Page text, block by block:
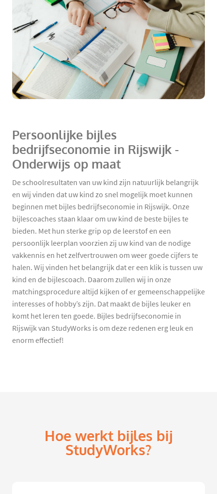
Persoonlijke bijles
bedrijfseconomie in Rijswijk -
Onderwijs op maat
De schoolresultaten van uw kind zijn natuurlijk belangrijk
en wij vinden dat uw kind zo snel mogelijk moet kunnen
beginnen met bijles bedrijfseconomie in Rijswijk. Onze
bijlescoaches staan klaar om uw kind de beste bijles te
bieden. Met hun sterke grip op de leerstof en een
persoonlijk leerplan voorzien zij uw kind van de nodige
vakkennis en het zelfvertrouwen om weer goede cijfers te
halen. Wij vinden het belangrijk dat er een klik is tussen uw
kind en de bijlescoach. Daarom zullen wij in onze
matchingsprocedure altijd kijken of er gemeenschappelijke
interesses of hobby’s zijn. Dat maakt de bijles leuker en
komt het leren ten goede. Bijles bedrijfseconomie in
Rijswijk van StudyWorks is om deze redenen erg leuk en
enorm effectief!
Hoe werkt bijles bij
StudyWorks?